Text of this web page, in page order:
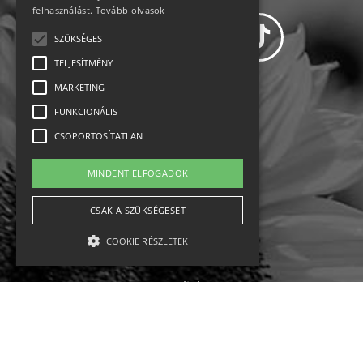
Állásajánlatok
Impresszum-kapcsolat
Jogi nyilatkozat
English
felhasználást. Tovább olvasok
SZÜKSÉGES
TELJESÍTMÉNY
MARKETING
FUNKCIONÁLIS
CSOPORTOSÍTATLAN
MINDENT ELFOGADOK
CSAK A SZÜKSÉGESET
COOKIE RÉSZLETEK